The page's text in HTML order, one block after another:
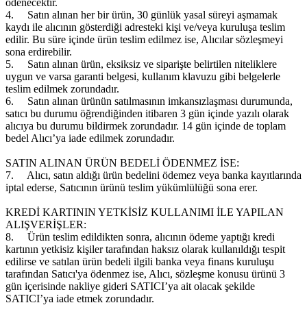
4.
Satın alınan her bir ürün, 30 günlük yasal süreyi aşmamak
kaydı ile alıcının gösterdiği adresteki kişi ve/veya kuruluşa teslim
edilir. Bu süre içinde ürün teslim edilmez ise, Alıcılar sözleşmeyi
sona erdirebilir.
5.
Satın alınan ürün, eksiksiz ve siparişte belirtilen niteliklere
uygun ve varsa garanti belgesi, kullanım klavuzu gibi belgelerle
teslim edilmek zorundadır.
6.
Satın alınan ürünün satılmasının imkansızlaşması durumunda,
satıcı bu durumu öğrendiğinden itibaren 3 gün içinde yazılı olarak
alıcıya bu durumu bildirmek zorundadır. 14 gün içinde de toplam
bedel Alıcı’ya iade edilmek zorundadır.
SATIN ALINAN ÜRÜN BEDELİ ÖDENMEZ İSE:
7.
Alıcı, satın aldığı ürün bedelini ödemez veya banka kayıtlarında
iptal ederse, Satıcının ürünü teslim yükümlülüğü sona erer.
KREDİ KARTININ YETKİSİZ KULLANIMI İLE YAPILAN
ALIŞVERİŞLER:
8.
Ürün teslim edildikten sonra, alıcının ödeme yaptığı kredi
kartının yetkisiz kişiler tarafından haksız olarak kullanıldığı tespit
edilirse ve satılan ürün bedeli ilgili banka veya finans kuruluşu
tarafından Satıcı'ya ödenmez ise, Alıcı, sözleşme konusu ürünü 3
gün içerisinde nakliye gideri SATICI’ya ait olacak şekilde
SATICI’ya iade etmek zorundadır.